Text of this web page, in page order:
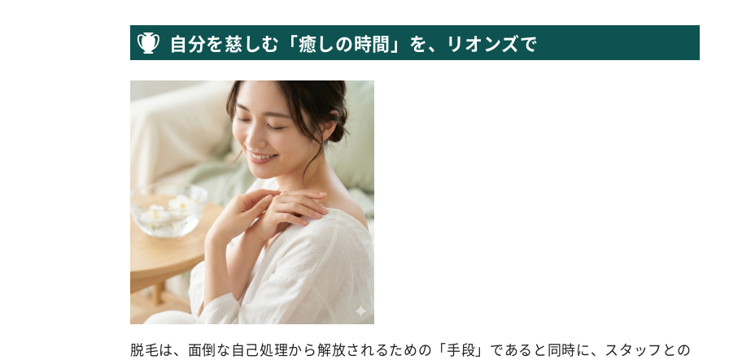
自分を慈しむ「癒しの時間」を、リオンズで
脱毛は、面倒な自己処理から解放されるための「手段」であると同時に、スタッフとの